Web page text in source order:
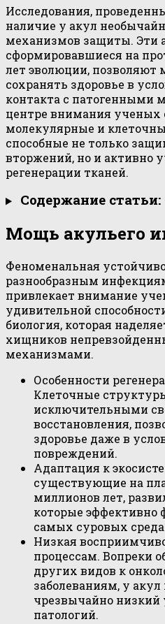
Исследования,
наличие у акул
механизмов защиты. Эти
сформировавшиеся на
лет эволюции,
сохранять здоровье в
контакта с патогенными
центре внимания ученых
молекулярные и
способные не только
вторжений, но и активно
регенерации тканей.
Содержание
Мощь акульего
Феноменальная
разнообразным
привлекает внимание
удивительной
биология, которая
хищников
механизмами.
Особенности
Клеточные
исключительными
восстановления,
здоровье даже в
повреждений.
Адаптация к
существующие на
миллионов лет,
которые
самых суровых
Низкая
процессам. Вопреки
других видов к
заболеваниям, у
чрезвычайно низкий
патологий.